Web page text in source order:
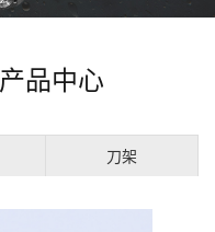
产品中心
刀架